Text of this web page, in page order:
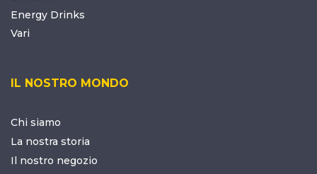
Energy Drinks
Vari
IL NOSTRO MONDO
Chi siamo
La nostra storia
Il nostro negozio